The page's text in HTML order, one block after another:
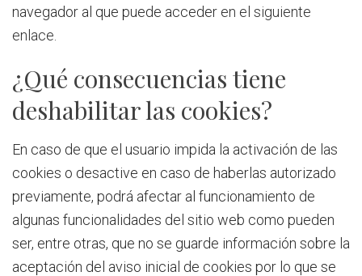
navegador al que puede acceder en el siguiente
enlace
¿Qué consecuencias tiene
deshabilitar las cookies?
En caso de que el usuario impida la activación de las
cookies o desactive en caso de haberlas autorizado
previamente, podrá afectar al funcionamiento de
algunas funcionalidades del sitio web como pueden
ser, entre otras, que no se guarde información sobre la
aceptación del aviso inicial de cookies por lo que se